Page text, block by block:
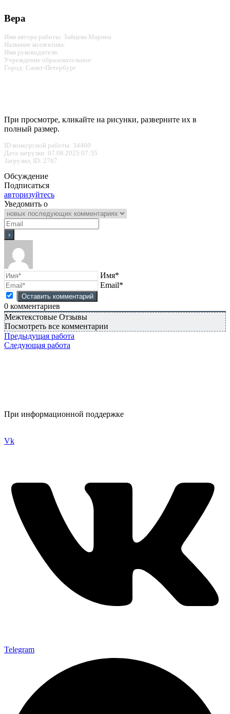
Вера
Имя автора работы: Зайцева Марина
Название коллектива:
Имя руководителя:
Учреждение образовательное:
Город: Санкт-Петербург
При просмотре, кликайте на рисунки, разверните их в
полный размер.
ID конкурсной работы: 34460
Дата загрузки: 07.08.2025 07:35
Загрузил, ID: 2787
Обсуждение
Подписаться
авторизуйтесь
Уведомить о
Имя*
Email*
0 комментариев
Межтекстовые Отзывы
Посмотреть все комментарии
Предыдущая работа
Следующая работа
При информационной поддержке
Vk
Telegram